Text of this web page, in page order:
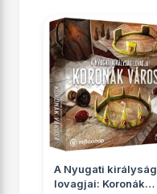
A Nyugati királyság
lovagjai: Koronák